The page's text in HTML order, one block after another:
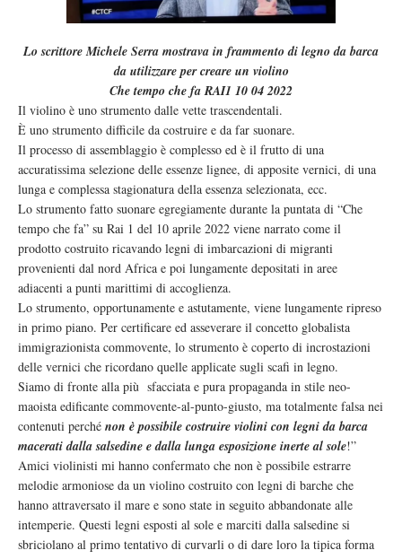
Lo scrittore Michele Serra mostrava in frammento di legno da barca
da utilizzare per creare un violino
Che tempo che fa RAI1 10 04 2022
Il violino è uno strumento dalle vette trascendentali.
È uno strumento difficile da costruire e da far suonare.
Il processo di assemblaggio è complesso ed è il frutto di una
accuratissima selezione delle essenze lignee, di apposite vernici, di una
lunga e complessa stagionatura della essenza selezionata, ecc.
Lo strumento fatto suonare egregiamente durante la puntata di “Che
tempo che fa” su Rai 1 del 10 aprile 2022 viene narrato come il
prodotto costruito ricavando legni di imbarcazioni di migranti
provenienti dal nord Africa e poi lungamente depositati in aree
adiacenti a punti marittimi di accoglienza.
Lo strumento, opportunamente e astutamente, viene lungamente ripreso
in primo piano. Per certificare ed asseverare il concetto globalista
immigrazionista commovente, lo strumento è coperto di incrostazioni
delle vernici che ricordano quelle applicate sugli scafi in legno.
Siamo di fronte alla più sfacciata e pura propaganda in stile neo-
maoista edificante commovente-al-punto-giusto, ma totalmente falsa nei
contenuti perché non è possibile costruire violini con legni da barca
macerati dalla salsedine e dalla lunga esposizione inerte al sole!”
Amici violinisti mi hanno confermato che non è possibile estrarre
melodie armoniose da un violino costruito con legni di barche che
hanno attraversato il mare e sono state in seguito abbandonate alle
intemperie. Questi legni esposti al sole e marciti dalla salsedine si
sbriciolano al primo tentativo di curvarli o di dare loro la tipica forma